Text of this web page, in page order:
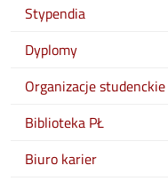
Stypendia
Dyplomy
Organizacje studenckie
Biblioteka PŁ
Biuro karier